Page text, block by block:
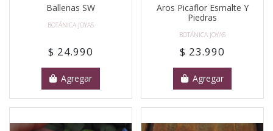
Ballenas SW
BOTÁNICA JOYAS
$ 24.990
Agregar
Aros Picaflor Esmalte Y
Piedras
BOTÁNICA JOYAS
$ 23.990
Agregar